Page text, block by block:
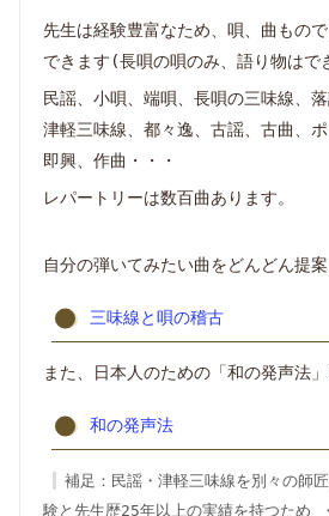
先生は経験豊富なため、唄、曲もの
できます(長唄の唄のみ、語り物はで
民謡、小唄、端唄、長唄の三味線、落
津軽三味線、都々逸、古謡、古曲、ポ
即興、作曲・・・
レパートリーは数百曲あります。
自分の弾いてみたい曲をどんどん提案
三味線と唄の稽古
また、日本人のための「和の発声法」
和の発声法
補足：民謡・津軽三味線を別々の師
験と先生歴25年以上の実績を持つため